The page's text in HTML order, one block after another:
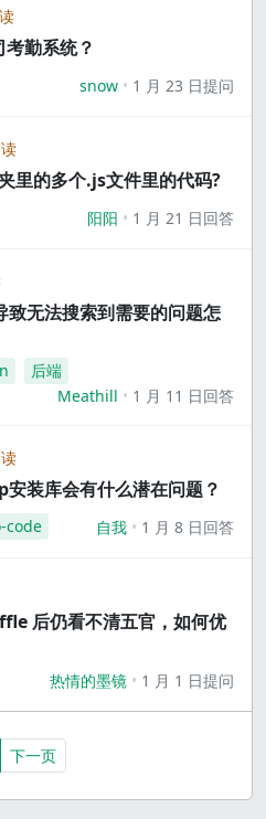
勤系统？
snow 1 月 23 日提问
里的多个.js文件里的代码?
阳阳 1 月 21 日回答
无法搜索到需要的问题怎
后端
Meathill
1 月 11 日回答
装库会有什么潜在问题？
code 自我 1 月 8 日回答
后仍看不清五官，如何优
热情的墨镜 1 月 1 日提问
(current)
下一页